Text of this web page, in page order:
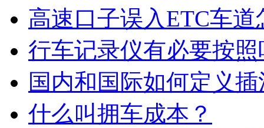
高速口子误入ETC车道
行车记录仪有必要按照
国内和国际如何定义
什么叫拥车成本？